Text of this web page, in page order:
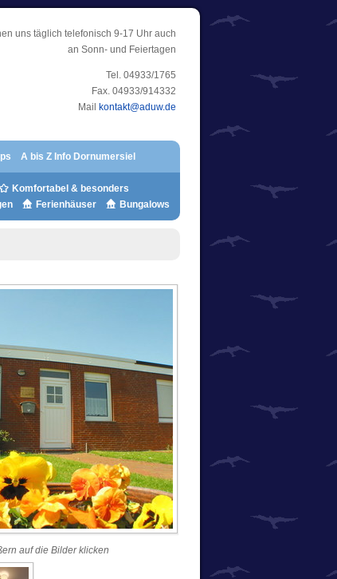
uns täglich telefonisch 9-17 Uhr auch
an Sonn- und Feiertagen
Tel. 04933/1765
Fax. 04933/914332
Mail kontakt@aduw.de
A bis Z Info Dornumersiel
Komfortabel & besonders
Ferienhäuser Bungalows
auf die Bilder klicken